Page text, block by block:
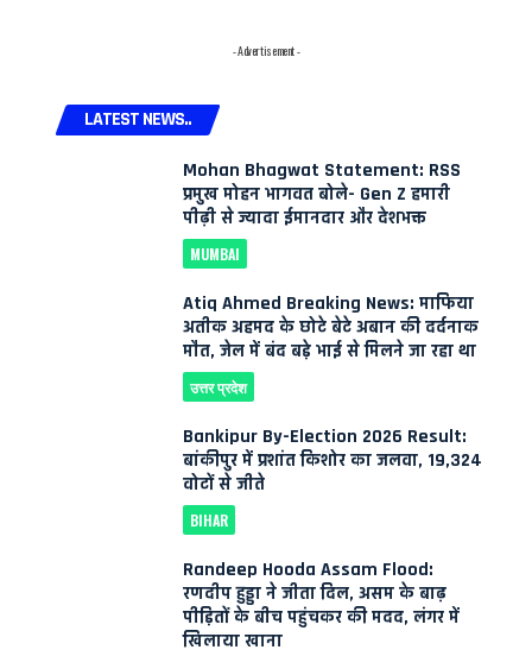
- Advertisement -
LATEST NEWS..
Mohan Bhagwat Statement: RSS
प्रमुख मोहन भागवत बोले- Gen Z हमारी
पीढ़ी से ज्यादा ईमानदार और देशभक्त
MUMBAI
Atiq Ahmed Breaking News: माफिया
अतीक अहमद के छोटे बेटे अबान की दर्दनाक
मौत, जेल में बंद बड़े भाई से मिलने जा रहा था
उत्तर प्रदेश
Bankipur By-Election 2026 Result:
बांकीपुर में प्रशांत किशोर का जलवा, 19,324
वोटों से जीते
BIHAR
Randeep Hooda Assam Flood:
रणदीप हुड्डा ने जीता दिल, असम के बाढ़
पीड़ितों के बीच पहुंचकर की मदद, लंगर में
खिलाया खाना